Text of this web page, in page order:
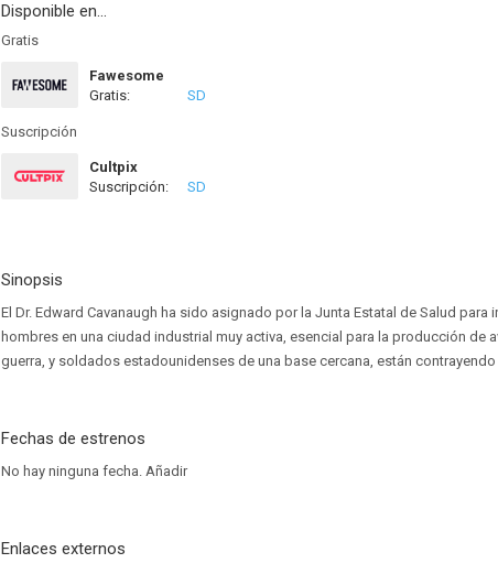
Disponible en...
Gratis
Fawesome
Gratis:
SD
Suscripción
Cultpix
Suscripción:
SD
Sinopsis
El Dr. Edward Cavanaugh ha sido asignado por la Junta Estatal de Salud
hombres en una ciudad industrial muy activa, esencial para la producción de
guerra, y soldados estadounidenses de una base cercana, están
Fechas de estrenos
No hay ninguna fecha. Añadir
Enlaces externos